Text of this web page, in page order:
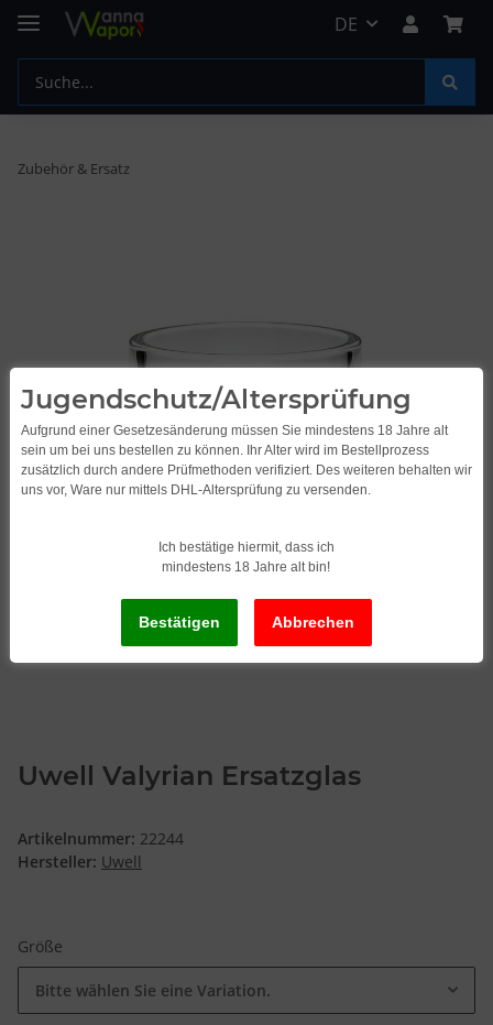
DE
Zubehör & Ersatz
Uwell Valyrian Ersatzglas
Artikelnummer: 22244
Hersteller: Uwell
Größe
Bitte wählen Sie eine Variation.
Jugendschutz/Altersprüfung
Aufgrund einer Gesetzesänderung müssen Sie mindestens 18 Jahre alt
sein um bei uns bestellen zu können. Ihr Alter wird im Bestellprozess
zusätzlich durch andere Prüfmethoden verifiziert. Des weiteren behalten wir
uns vor, Ware nur mittels DHL-Altersprüfung zu versenden.
Ich bestätige hiermit, dass ich
mindestens 18 Jahre alt bin!